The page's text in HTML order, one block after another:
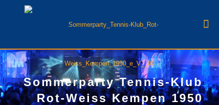
Sommerparty Tennis-Klub
Rot-Weiss Kempen 1950